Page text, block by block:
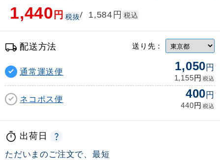
1,440円 税抜/ 1,584円 税込
配送方法 送り先：
通常運送便 1,050円
1,155円 税込
ネコポス便 400円
440円 税込
出荷日
ただいまのご注文で、最短